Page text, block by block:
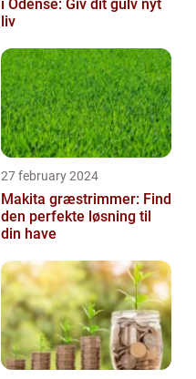
i Odense: Giv dit gulv nyt
liv
27 february 2024
Makita græstrimmer: Find
den perfekte løsning til
din have